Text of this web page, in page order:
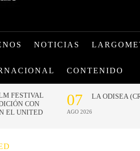
NOTICIAS
CONTENIDO